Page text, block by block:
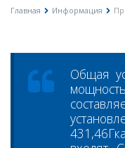
Главная Информация
Общая